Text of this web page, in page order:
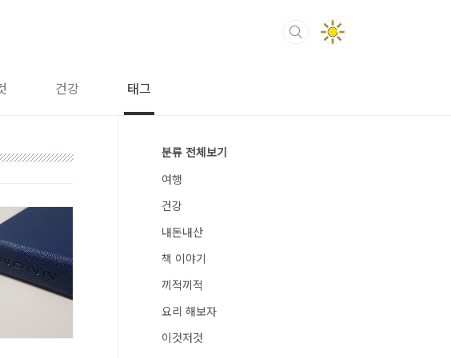
건강 태그
분류 전체보기
여행
건강
내돈내산
책 이야기
끼적끼적
요리 해보자
이것저것